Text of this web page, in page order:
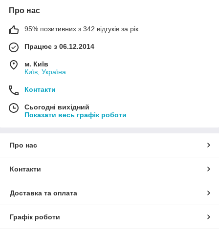
Про нас
95% позитивних з 342 відгуків за рік
Працює з 06.12.2014
м. Київ
Київ, Україна
Контакти
Сьогодні вихідний
Показати весь графік роботи
Про нас
Контакти
Доставка та оплата
Графік роботи